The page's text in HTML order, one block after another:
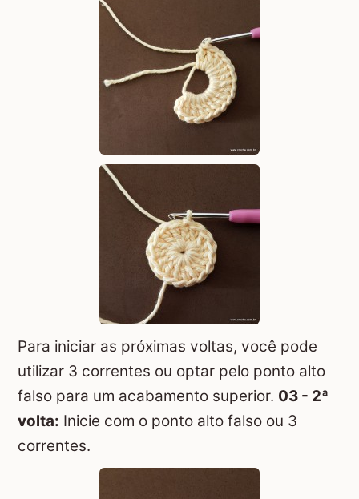
Para iniciar as próximas voltas, você pode
utilizar 3 correntes ou optar pelo ponto alto
falso para um acabamento superior. 03 - 2ª
volta: Inicie com o ponto alto falso ou 3
correntes.